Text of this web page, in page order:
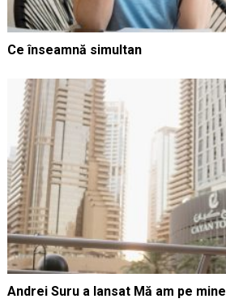
Ce înseamnă simultan
Andrei Suru a lansat Mă am pe mine